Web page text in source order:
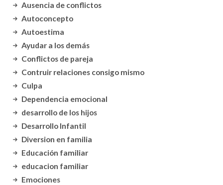
Ausencia de conflictos
Autoconcepto
Autoestima
Ayudar a los demás
Conflictos de pareja
Contruir relaciones consigo mismo
Culpa
Dependencia emocional
desarrollo de los hijos
Desarrollo Infantil
Diversion en familia
Educación familiar
educacion familiar
Emociones